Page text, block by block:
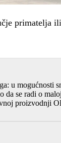
primatelja
u mogućnosti
da se radi o
proizvodnji